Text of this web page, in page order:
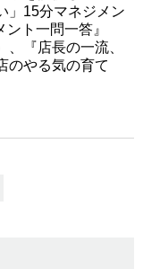
」15分マネジメン
ト一問一答』
、『店長の一流、
のやる気の育て